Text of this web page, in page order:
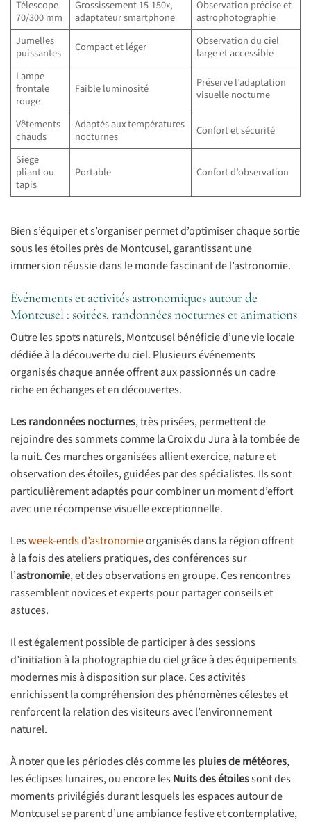
Télescope
70/300 mm
Grossissement 15-150x,
adaptateur smartphone
Observation précise et
astrophotographie
Jumelles
puissantes
Compact et léger
Observation du ciel
large et accessible
Lampe
frontale
rouge
Faible luminosité
Préserve l’adaptation
visuelle nocturne
Vêtements
chauds
Adaptés aux températures
nocturnes
Confort et sécurité
Siege
pliant ou
tapis
Portable Confort d’observation
Bien s’équiper et s’organiser permet d’optimiser chaque sortie
sous les étoiles près de Montcusel, garantissant une
immersion réussie dans le monde fascinant de l’astronomie.
Événements et activités astronomiques autour de
Montcusel : soirées, randonnées nocturnes et animations
Outre les spots naturels, Montcusel bénéficie d’une vie locale
dédiée à la découverte du ciel. Plusieurs événements
organisés chaque année offrent aux passionnés un cadre
riche en échanges et en découvertes.
Les randonnées nocturnes, très prisées, permettent de
rejoindre des sommets comme la Croix du Jura à la tombée de
la nuit. Ces marches organisées allient exercice, nature et
observation des étoiles, guidées par des spécialistes. Ils sont
particulièrement adaptés pour combiner un moment d’effort
avec une récompense visuelle exceptionnelle.
Lesweek-ends d’astronomieorganisés dans la région offrent
à la fois des ateliers pratiques, des conférences sur
l’astronomie, et des observations en groupe. Ces rencontres
rassemblent novices et experts pour partager conseils et
astuces.
Il est également possible de participer à des sessions
d’initiation à la photographie du ciel grâce à des équipements
modernes mis à disposition sur place. Ces activités
enrichissent la compréhension des phénomènes célestes et
renforcent la relation des visiteurs avec l’environnement
naturel.
À noter que les périodes clés comme lespluies de météores,
les éclipses lunaires, ou encore lesNuits des étoilessont des
moments privilégiés durant lesquels les espaces autour de
Montcusel se parent d’une ambiance festive et contemplative,